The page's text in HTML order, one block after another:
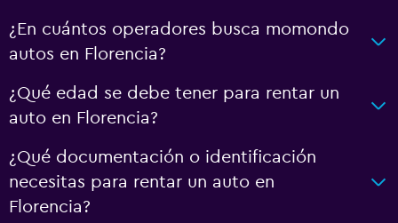
¿En cuántos operadores busca momondo
autos en Florencia?
¿Qué edad se debe tener para rentar un
auto en Florencia?
¿Qué documentación o identificación
necesitas para rentar un auto en
Florencia?